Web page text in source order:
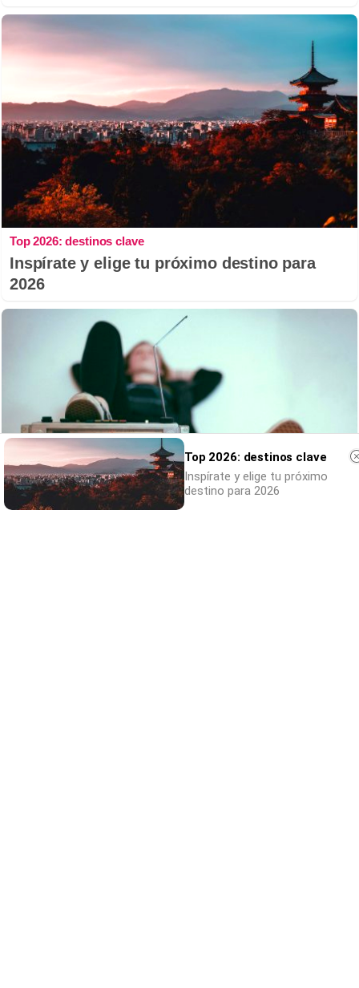
Top 2026: destinos clave
Inspírate y elige tu próximo destino para
2026
Top 2026: destinos clave
Inspírate y elige tu próximo
destino para 2026